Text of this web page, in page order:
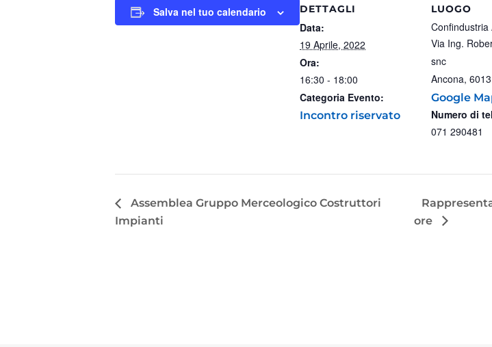
Salva nel tuo calendario DETTAGLI
Data:
19 Aprile, 2022
Ora:
16:30 - 18:00
Categoria Evento:
Incontro riservato
LUOGO
Confindustria
Via Ing.
snc
Ancona,
Google
Numero di
071 290481
Assemblea Gruppo Merceologico Costruttori
Impianti
ore